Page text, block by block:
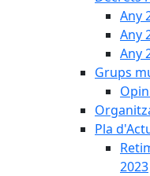
Any
Any
Any
Grups
Pla
2023